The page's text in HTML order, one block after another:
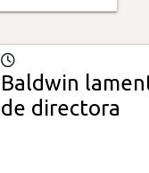
Baldwin
de directora